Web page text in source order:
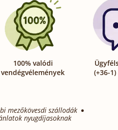
100% valódi
vendégvélemények
(+36-
mezőkövesdi szállodák
nyugdíjasoknak